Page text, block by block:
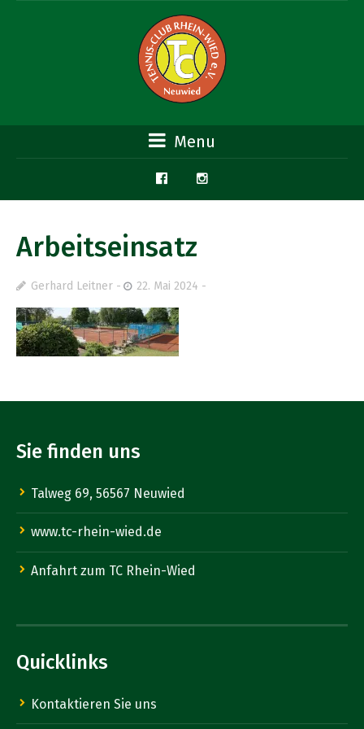
Menu
Arbeitseinsatz
Gerhard Leitner 22. Mai 2024
Sie finden uns
Talweg 69, 56567 Neuwied
www.tc-rhein-wied.de
Anfahrt zum TC Rhein-Wied
Quicklinks
Kontaktieren Sie uns